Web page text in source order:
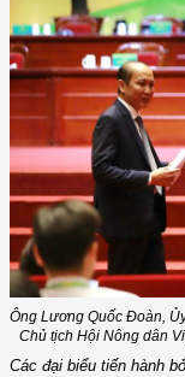
Ông Lương Quốc Đoàn,
Chủ tịch Hội Nông dân
Các đại biểu tiến hành